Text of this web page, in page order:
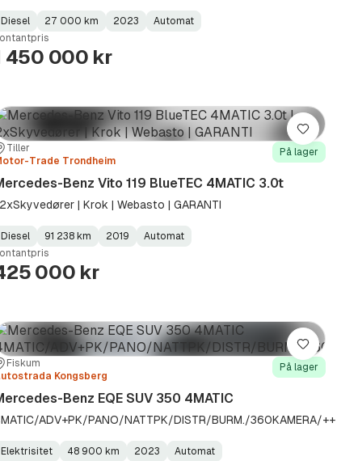
Fuel
:
Diesel
Kilometerstand:
27 000 km
Model
:
2023
Gearbox
:
Automat
450 000 kr
Tiller
Trade Trondheim
På lager
Benz Vito 119 BlueTEC 4MATIC 3.0t
| Krok | Webasto | GARANTI
Fuel
:
Diesel
Kilometerstand:
91 238 km
Model
:
2019
Gearbox
:
Automat
000 kr
Lagre
Fiskum
Kongsberg
På lager
Benz EQE SUV 350 4MATIC
ADV+PK/PANO/NATTPK/DISTR/BURM./360KAMERA/++
Elektrisitet 48 900 km 2023
Automat
Lagre